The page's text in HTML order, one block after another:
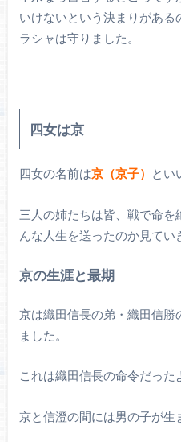
いけないという決まりがあ
ラシャは守りました。
四女は京
四女の名前は京（京子） とい
三人の姉たちは皆、戦で命
んな人生を送ったのか見てい
京の生涯と最期
京は織田信長の弟・織田信
ました。
これは織田信長の命令だった
京と信澄の間には男の子が生